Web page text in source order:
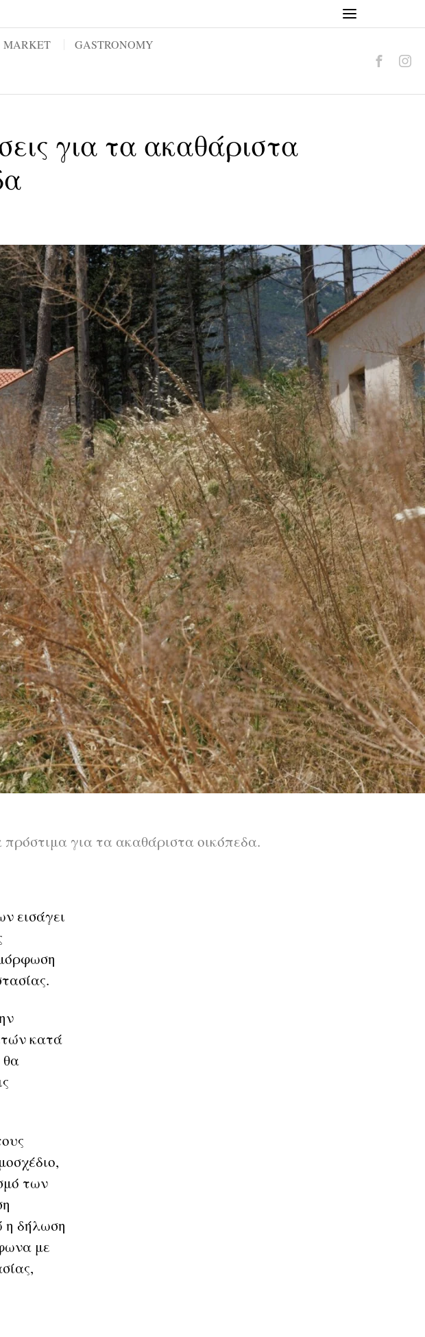
MARKET GASTRONOMY
για τα ακαθάριστα
για τα ακαθάριστα οικόπεδα.
εισάγει
κατά
θα
των
η δήλωση
με